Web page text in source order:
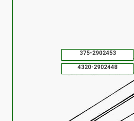
375-2902453
4320-2902448